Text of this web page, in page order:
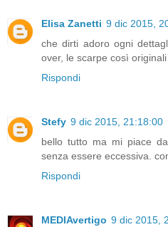
Elisa Zanetti 9 dic 2015,
che dirti adoro ogni
over, le scarpe così
Rispondi
Stefy 9 dic 2015, 21:18:00
bello tutto ma mi piace
senza essere eccessiva.
Rispondi
MEDIAvertigo 9 dic 2015,